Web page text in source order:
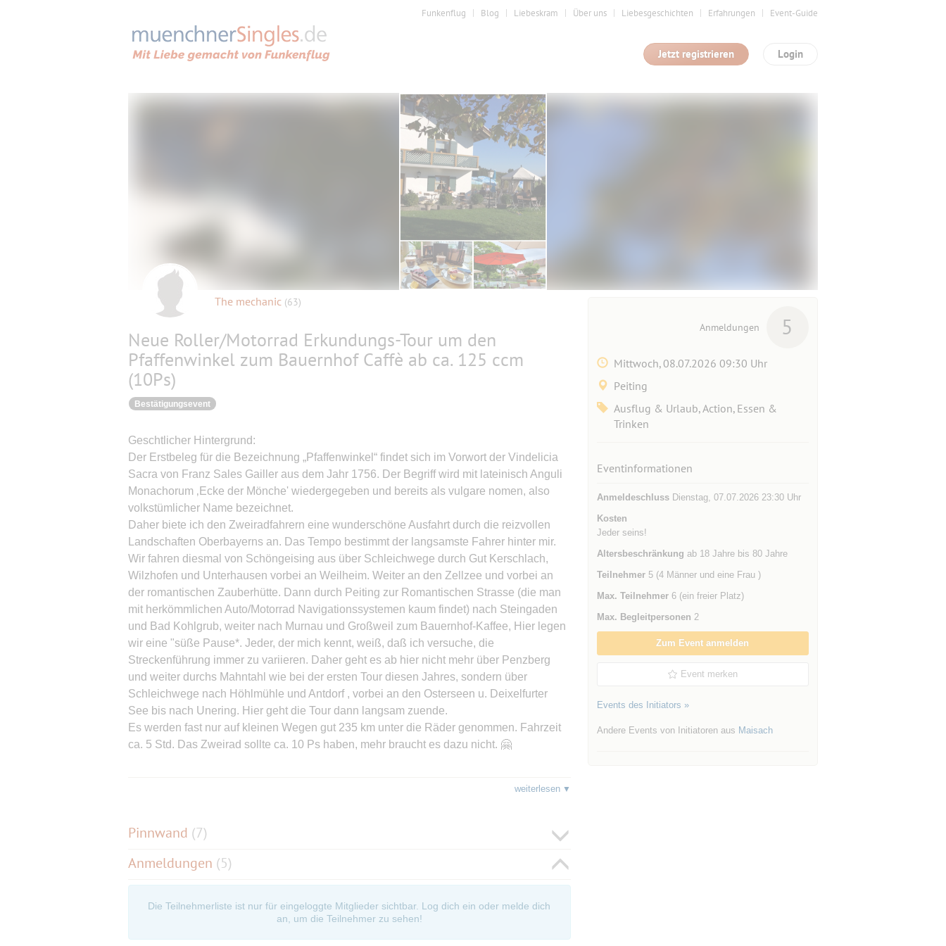
Funkenflug Blog Liebeskram Über uns Liebesgeschichten Erfahrungen Event-Guide
Login
Jetzt registrieren
The mechanic (63)
Neue Roller/Motorrad Erkundungs-Tour um den
Pfaffenwinkel zum Bauernhof Caffè ab ca. 125 ccm
(10Ps)
Bestätigungsevent
Geschtlicher Hintergrund:
Der Erstbeleg für die Bezeichnung „Pfaffenwinkel“ findet sich im Vorwort der Vindelicia
Sacra von Franz Sales Gailler aus dem Jahr 1756. Der Begriff wird mit lateinisch Anguli
Monachorum ‚Ecke der Mönche' wiedergegeben und bereits als vulgare nomen, also
volkstümlicher Name bezeichnet.
Daher biete ich den Zweiradfahrern eine wunderschöne Ausfahrt durch die reizvollen
Landschaften Oberbayerns an. Das Tempo bestimmt der langsamste Fahrer hinter mir.
Wir fahren diesmal von Schöngeising aus über Schleichwege durch Gut Kerschlach,
Wilzhofen und Unterhausen vorbei an Weilheim. Weiter an den Zellzee und vorbei an
der romantischen Zauberhütte. Dann durch Peiting zur Romantischen Strasse (die man
mit herkömmlichen Auto/Motorrad Navigationssystemen kaum findet) nach Steingaden
und Bad Kohlgrub, weiter nach Murnau und Großweil zum Bauernhof-Kaffee, Hier legen
wir eine "süße Pause*. Jeder, der mich kennt, weiß, daß ich versuche, die
Streckenführung immer zu variieren. Daher geht es ab hier nicht mehr über Penzberg
und weiter durchs Mahntahl wie bei der ersten Tour diesen Jahres, sondern über
Schleichwege nach Höhlmühle und Antdorf , vorbei an den Osterseen u. Deixelfurter
See bis nach Unering. Hier geht die Tour dann langsam zuende.
Es werden fast nur auf kleinen Wegen gut 235 km unter die Räder genommen. Fahrzeit
ca. 5 Std. Das Zweirad sollte ca. 10 Ps haben, mehr braucht es dazu nicht. 🤗
Wenn die Zweiradtour für 125ziger geeignet ist, müsste klar sein, dass wir größtenteils
sind.
ausreichend berücksichtigt wird.
Solche Strassen, so meine Erfahrung, kennen sogar manche Ortsansässige und einige
weiterlesen
Pinnwand (7)
Anmeldungen (5)
Die Teilnehmerliste ist nur für eingeloggte Mitglieder sichtbar. Log dich ein oder melde dich
an, um die Teilnehmer zu sehen!
Anmeldungen 5
Mittwoch, 08.07.2026 09:30 Uhr
Peiting
Ausflug & Urlaub, Action, Essen &
Trinken
Eventinformationen
AnmeldeschlussDienstag, 07.07.2026 23:30 Uhr
Kosten
Jeder seins!
Altersbeschränkung ab 18 Jahre bis 80 Jahre
Teilnehmer5 (4 Männer und eine Frau )
Max. Teilnehmer6 (ein freier Platz)
Max. Begleitpersonen 2
Zum Event anmelden
Event merken
Events des Initiators »
Andere Events von Initiatoren aus Maisach